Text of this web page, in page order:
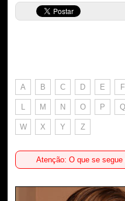
A B C D E F
L M N O P Q
W X Y Z
Atenção: O que se